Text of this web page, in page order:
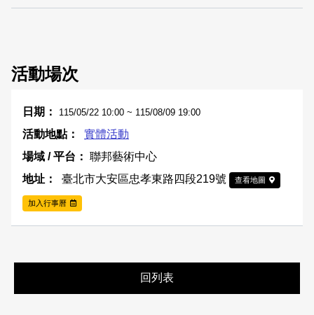
活動場次
115/05/22 10:00 ~ 115/08/09 19:00
實體活動
聯邦藝術中心
臺北市大安區忠孝東路四段219號
查看地圖
加入行事曆
回列表